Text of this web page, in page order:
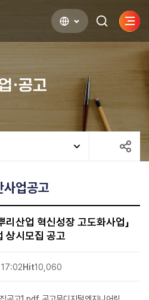
검색하기사이
열기
·공고
사업공고
산업 혁신성장 고도화사업」
상시모집 공고
Hit10,060